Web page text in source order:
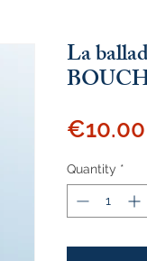
La
€10.00
Quantity *